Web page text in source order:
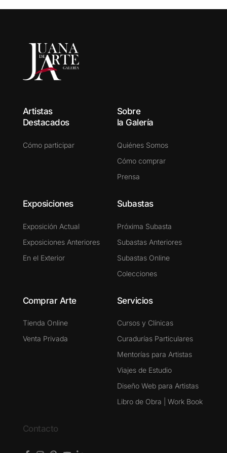
Artistas
Destacados
Cómo participar
Sobre
la Galería
Quiénes Somos
Cómo comprar
Prensa
Exposiciones
Exposición Actual
Exposiciones Anteriores
En el Exterior
Subastas
Próxima Subasta
Subastas Anteriores
Subastas Online
Colecciones
Comprar Arte
Tienda Online
Venta Privada
Servicios
Cursos y Clínicas
Curadurías Particulares
Mentorías para Artistas
Viajes de Estudio
Diseño Web para Artistas
Libro de Obra | Work Book
Contacto